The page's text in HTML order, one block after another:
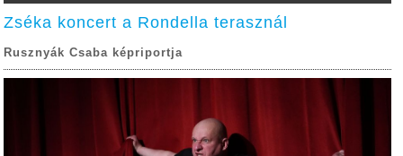
Zséka koncert a Rondella terasznál
Rusznyák Csaba képriportja